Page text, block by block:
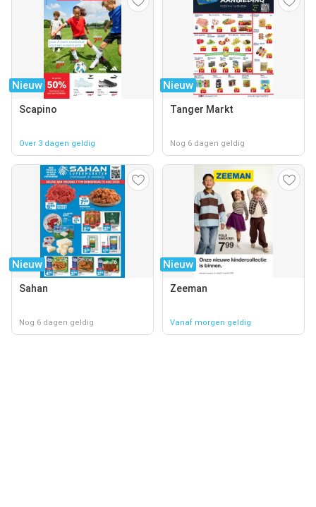
Nieuw
Scapino
Over 3 dagen geldig
Nieuw
Tanger Markt
Nog 6 dagen geldig
Nieuw
Sahan
Nog 6 dagen geldig
Nieuw
Zeeman
Vanaf morgen geldig